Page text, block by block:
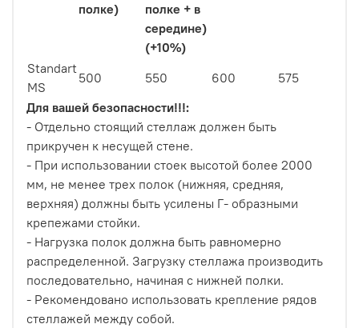
полке)
полке + в
середине)
(+10%)
Standart
MS
500 550 600
575
Для вашей безопасности!!!:
- Отдельно стоящий стеллаж должен быть
прикручен к несущей стене.
- При использовании стоек высотой более 2000
мм, не менее трех полок (нижняя, средняя,
верхняя) должны быть усилены Г- образными
крепежами стойки.
- Нагрузка полок должна быть равномерно
распределенной. Загрузку стеллажа производить
последовательно, начиная с нижней полки.
- Рекомендовано использовать крепление рядов
стеллажей между собой.